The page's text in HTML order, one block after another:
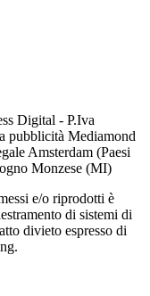
Digital - P.Iva
pubblicità Mediamond
Amsterdam (Paesi
Monzese (MI)
e/o riprodotti è
di sistemi di
divieto espresso di